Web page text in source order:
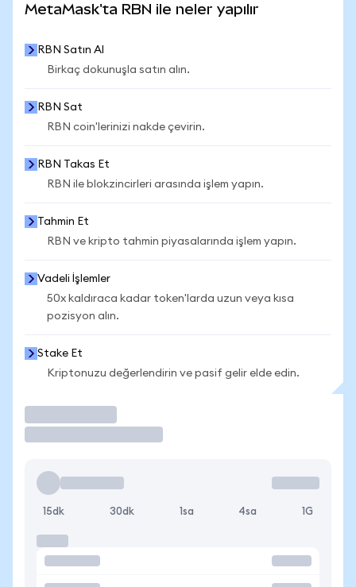
MetaMask'ta RBN ile neler yapılır
RBN Satın Al
Birkaç dokunuşla satın alın.
RBN Sat
RBN coin'lerinizi nakde çevirin.
RBN Takas Et
RBN ile blokzincirleri arasında işlem yapın.
Tahmin Et
RBN ve kripto tahmin piyasalarında işlem yapın.
Vadeli İşlemler
50x kaldıraca kadar token'larda uzun veya kısa
pozisyon alın.
Stake Et
Kriptonuzu değerlendirin ve pasif gelir elde edin.
15dk 30dk 1sa 4sa 1G